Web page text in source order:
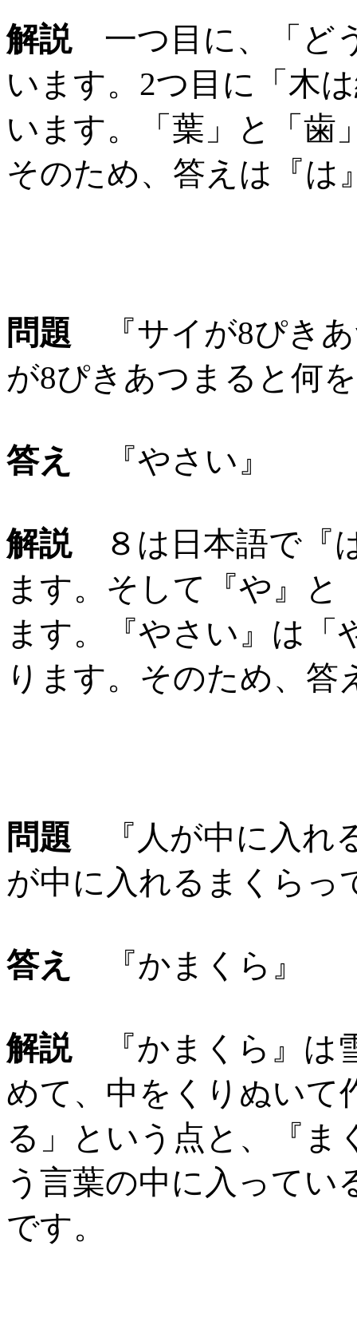
解説一つ目に、「ど
います。2つ目に「木
います。「葉」と「歯
そのため、答えは『は
問題 『サイが8ぴき
が8ぴきあつまると何
答え 『やさい』
解説８は日本語で『
ます。そして『や』
ます。『やさい』は
ります。そのため、
問題 『人が中に入れ
が中に入れるまくらっ
答え 『かまくら』
解説『かまくら』は
めて、中をくりぬいて
る」という点と、『ま
う言葉の中に入ってい
です。